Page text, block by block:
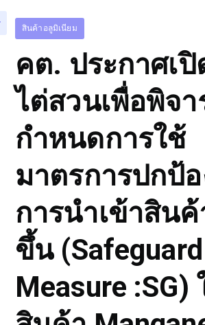
สินค้าอลูมิเนียม
คต. ประกาศเ
ไต่สวนเพื่อพิจ
กำหนดการใช้
มาตรการปกป้
การนำเข้าสิน
ขึ้น (Safeguard
Measure :SG)